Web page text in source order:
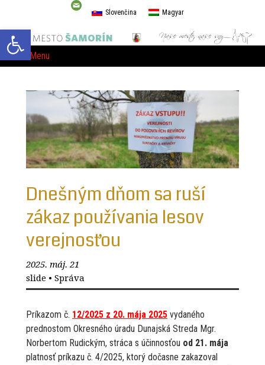
Open toolbar
Slovenčina Magyar
Menu
Dnešným dňom sa ruší
zákaz používania lesov
verejnosťou
2025. máj. 21
slide • Správa
Príkazom č. 12/2025 z 20. mája 2025 vydaného
prednostom Okresného úradu Dunajská Streda Mgr.
Norbertom Rudickým, stráca s účinnosťou od 21. mája
platnosť príkazu č. 4/2025, ktorý dočasne zakazoval